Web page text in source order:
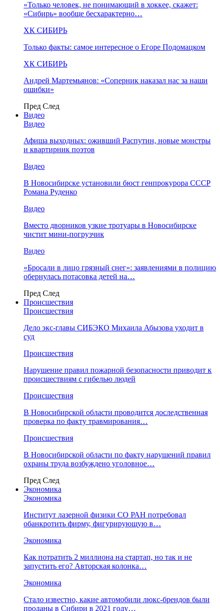
«Только человек, не понимающий в хоккее, скажет:
«Сибирь» вообще бесхарактерно…
ХК СИБИРЬ
Только факты: самое интересное о Егоре Подомацком
ХК СИБИРЬ
Андрей Мартемьянов: «Соперник наказал нас за наши
ошибки»
Пред След
Видео
Видео
Афиша выходных: оживший Распутин, новые монстры
и квартирник поэтов
Видео
В Новосибирске установили бюст генпрокурора СССР
Романа Руденко
Видео
Вместо дворников узкие тротуары в Новосибирске
чистит мини-погрузчик
Видео
«Бросали в лицо грязный снег»: заявлениями в полицию
обернулась потасовка детей на…
Пред След
Происшествия
Происшествия
Дело экс-главы СИБЭКО Михаила Абызова уходит в
суд
Происшествия
Нарушение правил пожарной безопасности приводит к
происшествиям с гибелью людей
Происшествия
В Новосибирской области проводится доследственная
проверка по факту травмирования…
Происшествия
В Новосибирской области по факту нарушений правил
охраны труда возбуждено уголовное…
Пред След
Экономика
Экономика
Институт лазерной физики СО РАН потребовал
обанкротить фирму, фигурирующую в…
Экономика
Как потратить 2 миллиона на стартап, но так и не
запустить его? Авторская колонка…
Экономика
Стало известно, какие автомобили люкс-брендов были
проданы в Сибири в 2021 году…